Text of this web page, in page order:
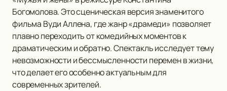
Богомолова. Это сценическая версия знаменитого
фильма Вуди Аллена, где жанр «драмеди» позволяет
плавно переходить от комедийных моментов к
драматическим и обратно. Спектакль исследует тему
невозможности и бессмысленности перемен в жизни,
что делает его особенно актуальным для
современных зрителей.